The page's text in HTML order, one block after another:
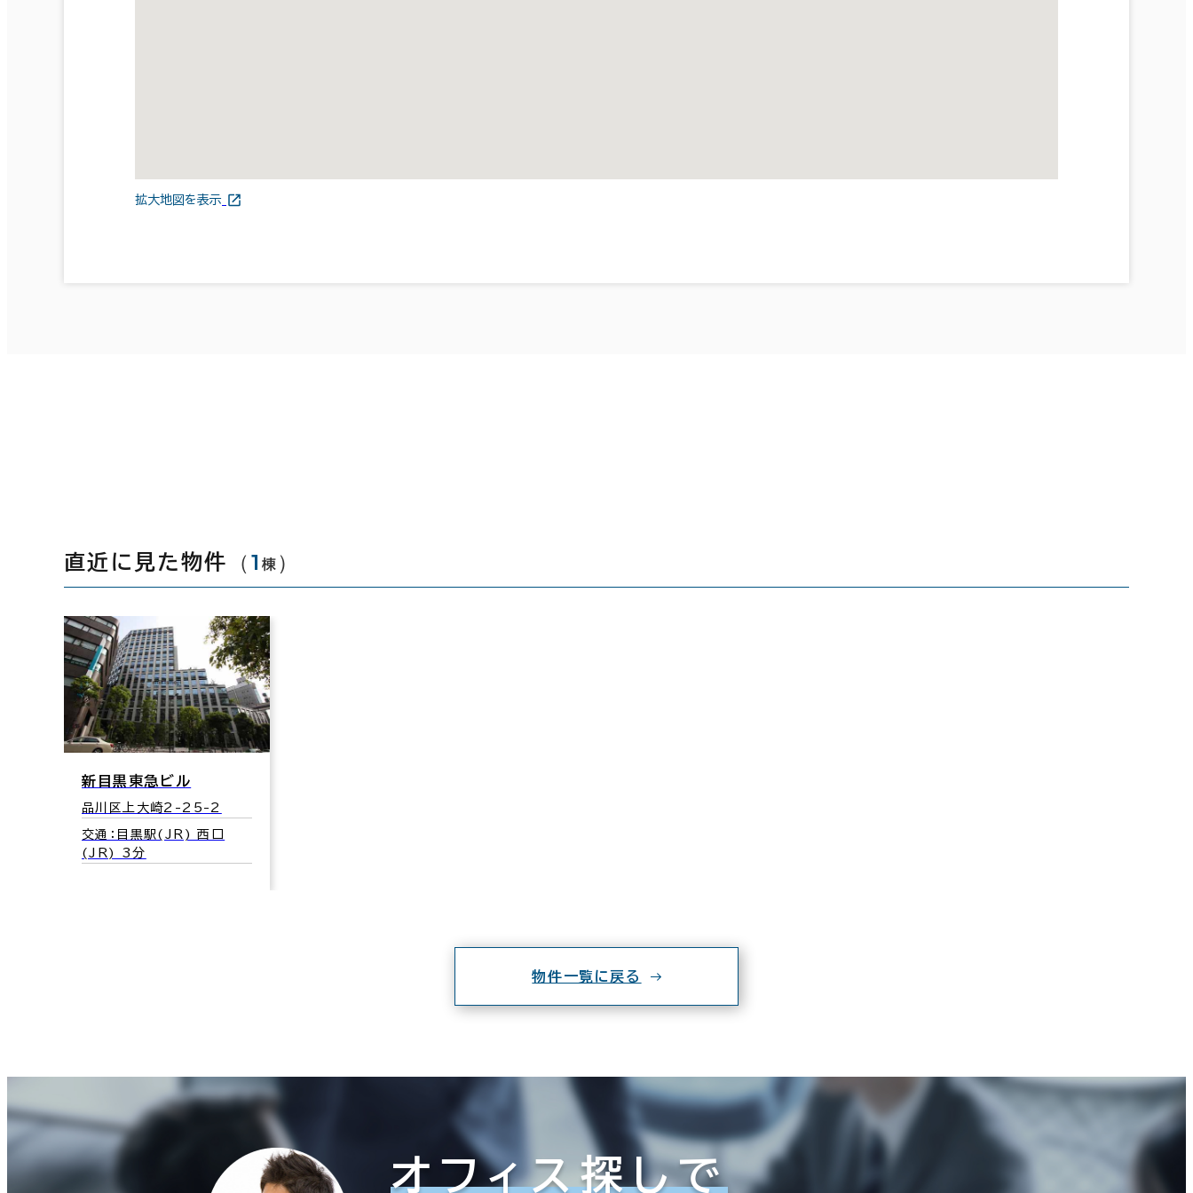
拡大地図を表示
直近に見た物件 （1 棟 ）
新目黒東急ビル
品川区上大崎2-25-2
交通：目黒駅(JR) 西口
(JR) 3分
物件一覧に戻る
オフィス探しで